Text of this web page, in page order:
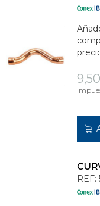
REF: